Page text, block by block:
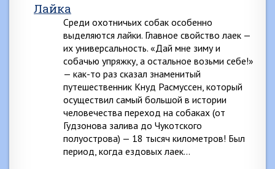
Лайка
Среди охотничьих собак особенно
выделяются лайки. Главное свойство лаек —
их универсальность. «Дай мне зиму и
собачью упряжку, а остальное возьми себе!»
— как-то раз сказал знаменитый
путешественник Кнуд Расмуссен, который
осуществил самый большой в истории
человечества переход на собаках (от
Гудзонова залива до Чукотского
полуострова) — 18 тысяч километров! Был
период, когда ездовых лаек…